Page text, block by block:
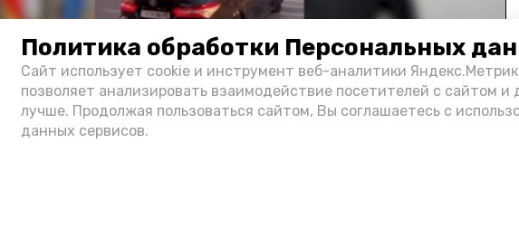
Политика обработки Персональных
Сайт использует cookie и инструмент веб-аналитики
позволяет анализировать взаимодействие посетителей с сайтом и
лучше. Продолжая пользоваться сайтом, Вы соглашаетесь с
данных сервисов.
пресс-службы и информации администрации губернатора АО